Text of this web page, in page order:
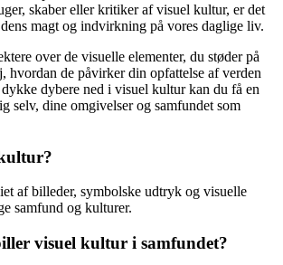
skaber eller kritiker af visuel kultur, er det
magt og indvirkning på vores daglige liv.
over de visuelle elementer, du støder på
hvordan de påvirker din opfattelse af verden
dybere ned i visuel kultur kan du få en
selv, dine omgivelser og samfundet som
af billeder, symbolske udtryk og visuelle
samfund og kulturer.
visuel kultur i samfundet?